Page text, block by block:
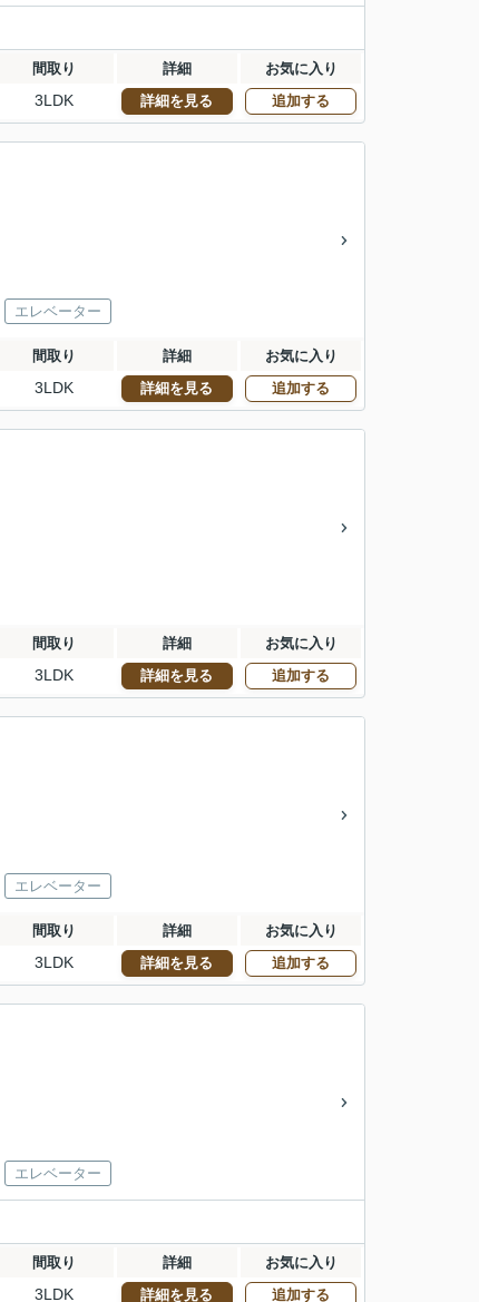
間取り 詳細 お気に入り
3LDK 詳細を見る 追加する
エレベーター
間取り 詳細 お気に入り
3LDK 詳細を見る 追加する
間取り 詳細 お気に入り
3LDK 詳細を見る 追加する
エレベーター
間取り 詳細 お気に入り
3LDK 詳細を見る 追加する
エレベーター
間取り 詳細 お気に入り
3LDK 詳細を見る 追加する